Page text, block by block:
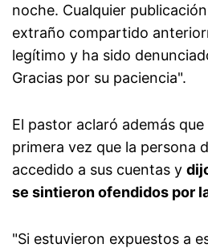
noche. Cualquier
extraño compartido
legítimo y ha sido
Gracias por su paciencia".
El pastor aclaró además
primera vez que la persona
accedido a sus cuentas y
se sintieron ofendidos por
"Si estuvieron expuestos a